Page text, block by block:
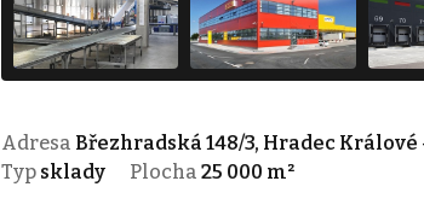
Adresa Březhradská 148/3, Hradec
Typ sklady Plocha 25 000 m²